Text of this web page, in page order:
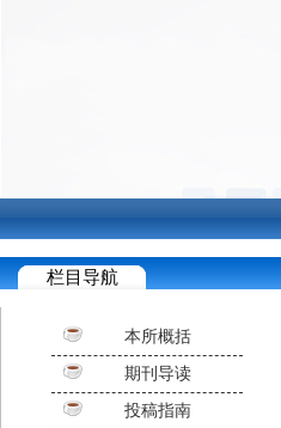
栏目导航
本所概括
期刊导读
投稿指南